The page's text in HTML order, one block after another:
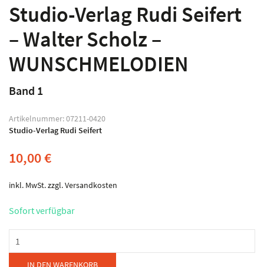
Studio-Verlag Rudi Seifert
– Walter Scholz –
WUNSCHMELODIEN
Band 1
Artikelnummer:07211-0420
Studio-Verlag Rudi Seifert
10,00€
inkl. MwSt.zzgl.Versandkosten
Sofort verfügbar
Verlag
IN DEN WARENKORB